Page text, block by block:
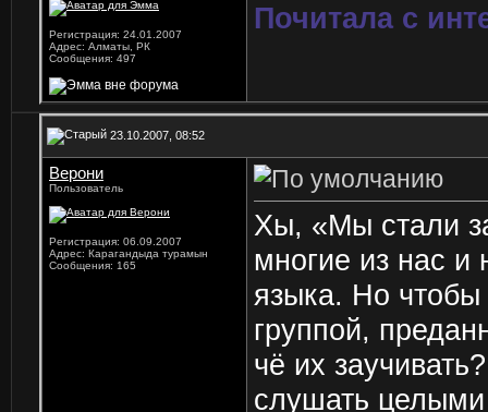
Регистрация: 24.01.2007
Адрес: Алматы, РК
Сообщения: 497
Почитала с
23.10.2007, 08:52
Верони
Пользователь
Регистрация: 06.09.2007
Адрес: Карагандыда турамын
Сообщения: 165
Хы, «Мы стали
многие из нас
языка. Но чтобы
группой,
чё их
слушать